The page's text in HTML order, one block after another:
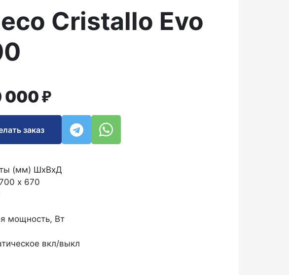
Cristallo Evo
000₽
заказ
(мм) ШxВxД
х 670
мощность, Вт
вкл/выкл